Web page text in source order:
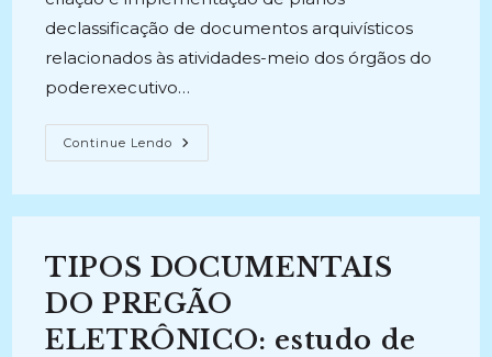
declassificação de documentos arquivísticos
relacionados às atividades-meio dos órgãos do
poderexecutivo…
Continue Lendo CLASSIFICAÇÃO
ARQUIVÍSTICA:
E
Planos
De
Classificação
De
Documentos
Do
TIPOS DOCUMENTAIS
DO PREGÃO
ELETRÔNICO: estudo de